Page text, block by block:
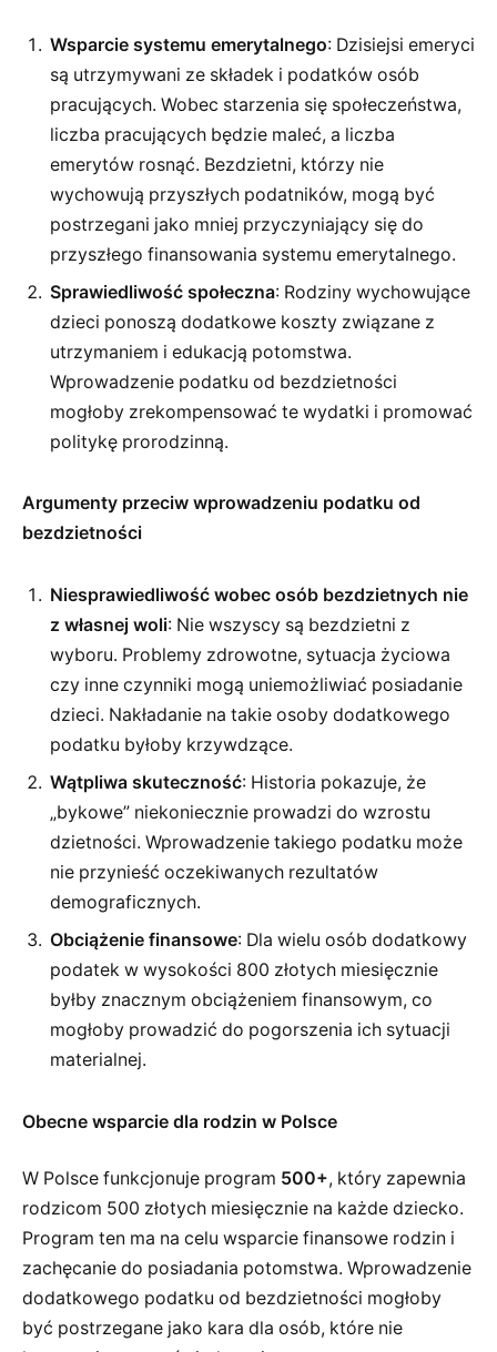
Wsparcie systemu emerytalnego: Dzisiejsi emeryci
są utrzymywani ze składek i podatków osób
pracujących. Wobec starzenia się społeczeństwa,
liczba pracujących będzie maleć, a liczba
emerytów rosnąć. Bezdzietni, którzy nie
wychowują przyszłych podatników, mogą być
postrzegani jako mniej przyczyniający się do
przyszłego finansowania systemu emerytalnego.
Sprawiedliwość społeczna: Rodziny wychowujące
dzieci ponoszą dodatkowe koszty związane z
utrzymaniem i edukacją potomstwa.
Wprowadzenie podatku od bezdzietności
mogłoby zrekompensować te wydatki i promować
politykę prorodzinną.
Argumenty przeciw wprowadzeniu podatku od
bezdzietności
Niesprawiedliwość wobec osób bezdzietnych nie
z własnej woli: Nie wszyscy są bezdzietni z
wyboru. Problemy zdrowotne, sytuacja życiowa
czy inne czynniki mogą uniemożliwiać posiadanie
dzieci. Nakładanie na takie osoby dodatkowego
podatku byłoby krzywdzące.
Wątpliwa skuteczność: Historia pokazuje, że
„bykowe” niekoniecznie prowadzi do wzrostu
dzietności. Wprowadzenie takiego podatku może
nie przynieść oczekiwanych rezultatów
demograficznych.
Obciążenie finansowe: Dla wielu osób dodatkowy
podatek w wysokości 800 złotych miesięcznie
byłby znacznym obciążeniem finansowym, co
mogłoby prowadzić do pogorszenia ich sytuacji
materialnej.
Obecne wsparcie dla rodzin w Polsce
W Polsce funkcjonuje program 500+, który zapewnia
rodzicom 500 złotych miesięcznie na każde dziecko.
Program ten ma na celu wsparcie finansowe rodzin i
zachęcanie do posiadania potomstwa. Wprowadzenie
dodatkowego podatku od bezdzietności mogłoby
być postrzegane jako kara dla osób, które nie